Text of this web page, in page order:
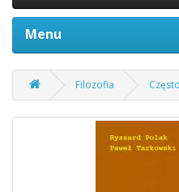
Menu
Filozofia